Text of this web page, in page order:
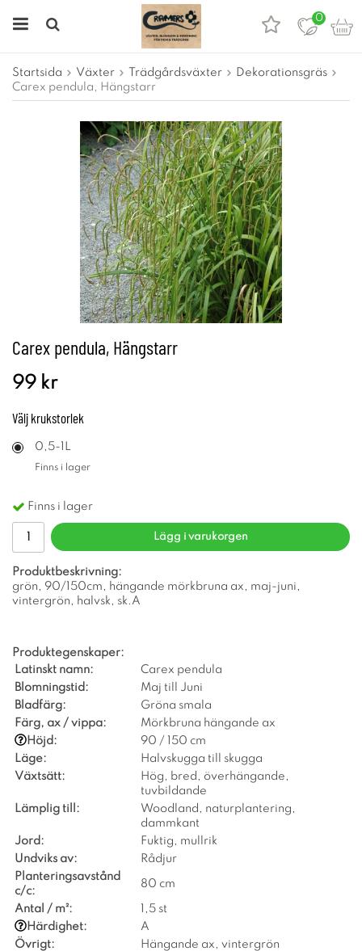
0
Startsida Växter Trädgårdsväxter
Dekorationsgräs
Carex pendula, Hängstarr
Carex pendula, Hängstarr
99 kr
Välj krukstorlek
0,5-1L
Finns i lager
Finns i lager
Lägg i varukorgen
Produktbeskrivning:
grön, 90/150cm, hängande mörkbruna ax, maj-juni,
vintergrön, halvsk, sk.A
Produktegenskaper:
Latinskt namn:
Carex pendula
Blomningstid:
Maj till Juni
Bladfärg:
Gröna smala
Färg, ax / vippa:
Mörkbruna hängande ax
Höjd:
90 / 150 cm
Läge:
Halvskugga till skugga
Växtsätt:
Hög, bred, överhängande,
tuvbildande
Lämplig till:
Woodland, naturplantering,
dammkant
Jord:
Fuktig, mullrik
Undviks av:
Rådjur
Planteringsavstånd
c/c:
80 cm
Antal / m²:
1,5 st
Härdighet:
A
Övrigt:
Hängande ax, vintergrön